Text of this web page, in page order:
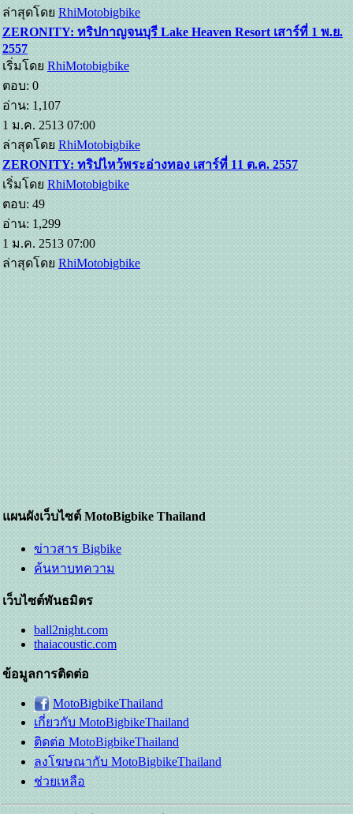
ล่าสุดโดย RhiMotobigbike
ZERONITY: ทริปกาญจนบุรี Lake Heaven Resort เสาร์ที่ 1 พ.ย.
2557
เริ่มโดย RhiMotobigbike
ตอบ: 0
อ่าน: 1,107
1 ม.ค. 2513 07:00
ล่าสุดโดย RhiMotobigbike
ZERONITY: ทริปไหว้พระอ่างทอง เสาร์ที่ 11 ต.ค. 2557
เริ่มโดย RhiMotobigbike
ตอบ: 49
อ่าน: 1,299
1 ม.ค. 2513 07:00
ล่าสุดโดย RhiMotobigbike
แผนผังเว็บไซต์ MotoBigbike Thailand
ข่าวสาร Bigbike
ค้นหาบทความ
เว็บไซต์พันธมิตร
ball2night.com
thaiacoustic.com
ข้อมูลการติดต่อ
MotoBigbikeThailand
เกี่ยวกับ MotoBigbikeThailand
ติดต่อ MotoBigbikeThailand
ลงโฆษณากับ MotoBigbikeThailand
ช่วยเหลือ